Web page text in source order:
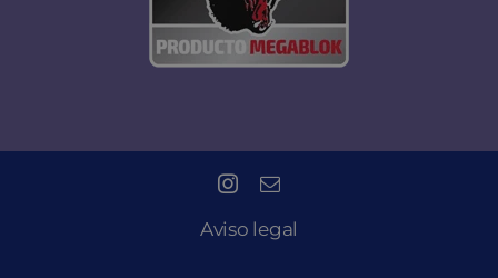
Aviso legal